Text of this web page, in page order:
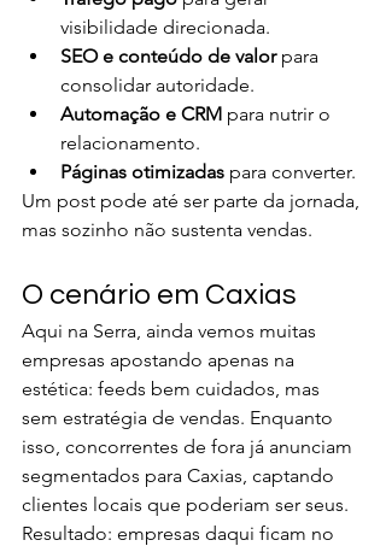
visibilidade direcionada.
SEO e conteúdo de valor para
consolidar autoridade.
Automação e CRM para nutrir o
relacionamento.
Páginas otimizadas para converter.
Um post pode até ser parte da jornada,
mas sozinho não sustenta vendas.
O cenário em Caxias
Aqui na Serra, ainda vemos muitas
empresas apostando apenas na
estética: feeds bem cuidados, mas
sem estratégia de vendas. Enquanto
isso, concorrentes de fora já anunciam
segmentados para Caxias, captando
clientes locais que poderiam ser seus.
Resultado: empresas daqui ficam no